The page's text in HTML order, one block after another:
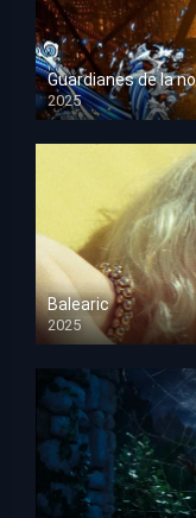
2025
HD 1080p
Balearic
2025
HD 1080p